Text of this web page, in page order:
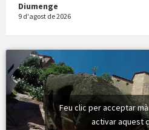
Diumenge
9 d'agost de 2026
Feu clic per acceptar
activar aquest